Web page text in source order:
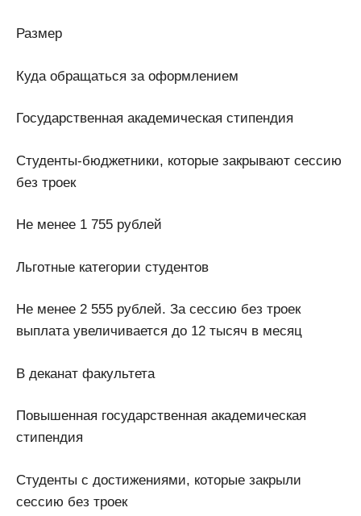
Размер
Куда обращаться за оформлением
Государственная академическая стипендия
Студенты-бюджетники, которые закрывают сессию
без троек
Не менее 1 755 рублей
Льготные категории студентов
Не менее 2 555 рублей. За сессию без троек
выплата увеличивается до 12 тысяч в месяц
В деканат факультета
Повышенная государственная академическая
стипендия
Студенты с достижениями, которые закрыли
сессию без троек